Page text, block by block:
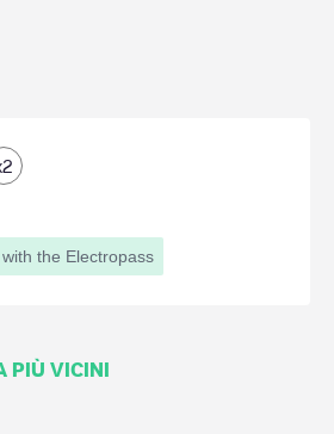
2
the Electropass
PIÙ VICINI